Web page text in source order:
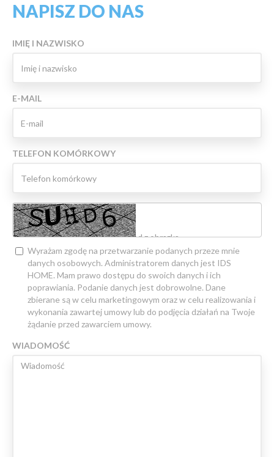
NAPISZ DO NAS
IMIĘ I NAZWISKO
E-MAIL
TELEFON KOMÓRKOWY
Wyrażam zgodę na przetwarzanie podanych przeze mnie
danych osobowych. Administratorem danych jest IDS
HOME. Mam prawo dostępu do swoich danych i ich
poprawiania. Podanie danych jest dobrowolne. Dane
zbierane są w celu marketingowym oraz w celu realizowania i
wykonania zawartej umowy lub do podjęcia działań na Twoje
żądanie przed zawarciem umowy.
WIADOMOŚĆ